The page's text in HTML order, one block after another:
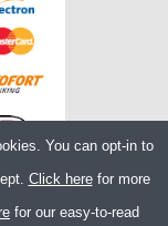
You can opt-in to
Click herefor more
for our easy-to-read